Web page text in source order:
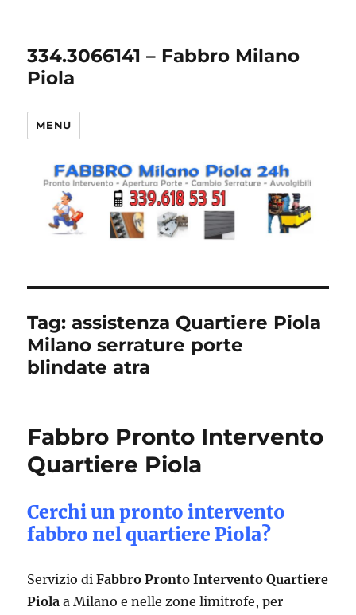
334.3066141 – Fabbro Milano
Piola
MENU
Tag:assistenza Quartiere Piola
Milano serrature porte
blindate atra
Fabbro Pronto Intervento
Quartiere Piola
Cerchi un pronto intervento
fabbro nel quartiere Piola?
Servizio diFabbro Pronto Intervento Quartiere
Piola a Milano e nelle zone limitrofe, per